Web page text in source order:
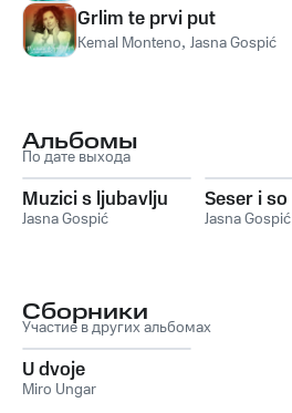
Grlim te prvi put
Kemal Monteno, Jasna Gospić
Альбомы
По дате выхода
Muzici s ljubavlju
Jasna Gospić
Seser i so
Jasna Gospić
Сборники
Участие в других альбомах
U dvoje
Miro Ungar